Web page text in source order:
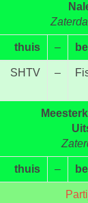
thuis –
SHTV –
thuis –